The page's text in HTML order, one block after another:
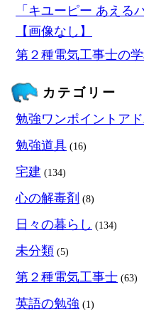
「キユーピー あえる
【画像なし】
第２種電気工事士の
カテゴリー
勉強ワンポイントア
勉強道具 (16)
宅建 (134)
心の解毒剤 (8)
日々の暮らし (134)
未分類 (5)
第２種電気工事士 (63)
英語の勉強 (1)